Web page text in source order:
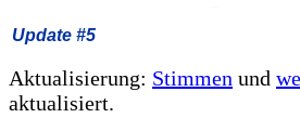
Update #5
Aktualisierung: Stimmen und
aktualisiert.